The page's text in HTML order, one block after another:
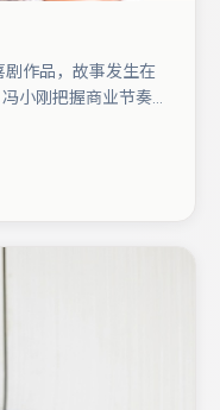
作品，故事发生在
小刚把握商业节奏的
动机前后呼应，适合
反转有度，值得列入